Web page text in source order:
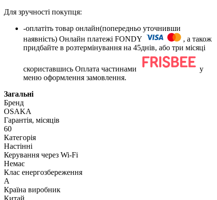
Для зручності покупця:
-оплатіть товар онлайн(попередньо уточнивши
наявність) Онлайн платежі FONDY
, а також
придбайте в розтермінування на 45днів, або три місяці
скориставшись Оплата частинами
у
меню оформлення замовлення.
Загальні
Бренд
OSAKA
Гарантія, місяців
60
Категорія
Настінні
Керування через Wi-Fi
Немає
Клас енергозбереження
A
Країна виробник
Китай